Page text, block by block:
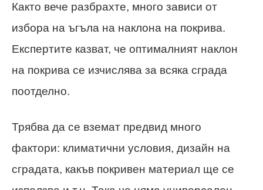
Както вече разбрахте, много зависи от
избора на ъгъла на наклона на покрива.
Експертите казват, че оптималният наклон
на покрива се изчислява за всяка сграда
поотделно.
Трябва да се вземат предвид много
фактори: климатични условия, дизайн на
сградата, какъв покривен материал ще се